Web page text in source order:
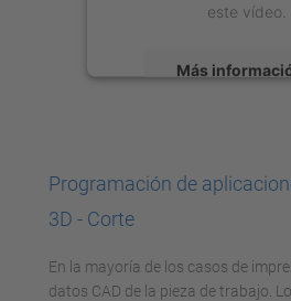
este vídeo.
Más
Management
Programación de
3D - Corte
En la mayoría de los casos de
datos CAD de la pieza de trabajo.